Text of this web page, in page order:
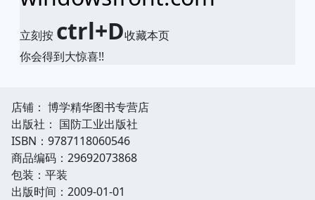
立刻按 ctrl+D收藏本页
你会得到大惊喜!!
店铺： 博学精华图书专营店
出版社： 国防工业出版社
ISBN：9787118060546
商品编码：29692073868
包装：平装
出版时间：2009-01-01